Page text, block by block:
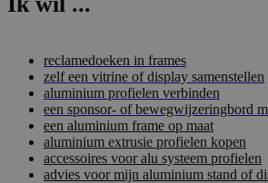
reclamedoeken in frames
zelf een vitrine of display samenstellen
aluminium profielen verbinden
een sponsor- of bewegwijzeringbord
een aluminium frame op maat
aluminium extrusie profielen kopen
accessoires voor alu systeem profielen
advies voor mijn aluminium stand of